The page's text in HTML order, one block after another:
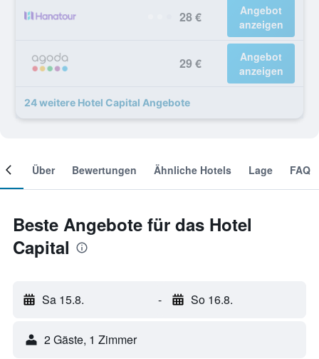
28 €
Angebot
anzeigen
29 €
Angebot
anzeigen
24 weitere Hotel Capital Angebote
Über Bewertungen Ähnliche Hotels Lage FAQ
Beste Angebote für das Hotel
Capital
Sa 15.8. - So 16.8.
2 Gäste, 1 Zimmer